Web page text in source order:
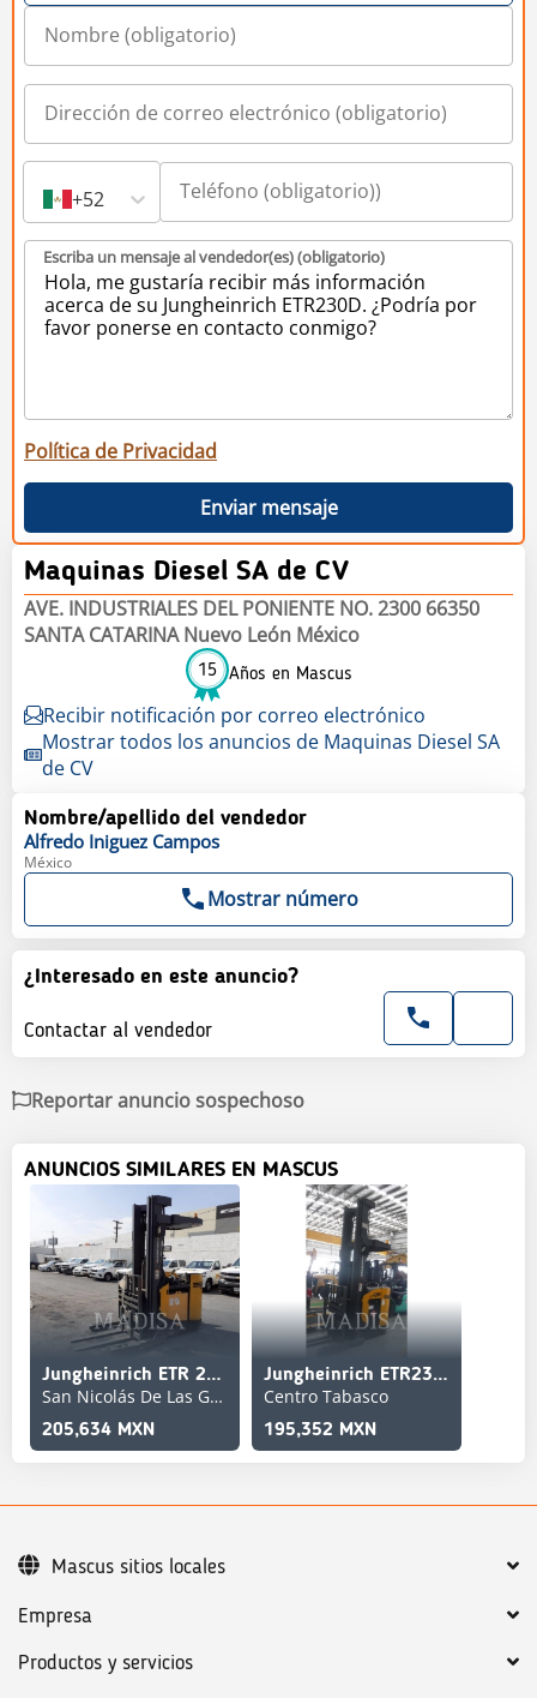
+52
Escriba un mensaje al vendedor(es) (obligatorio)
Política de Privacidad
Enviar mensaje
Maquinas Diesel SA de CV
AVE. INDUSTRIALES DEL PONIENTE NO. 2300 66350
SANTA CATARINA Nuevo León México
15 Años en Mascus
Recibir notificación por correo electrónico
Mostrar todos los anuncios de Maquinas Diesel SA
de CV
Nombre/apellido del vendedor
Alfredo Iniguez Campos
México
Mostrar número
¿Interesado en este anuncio?
Contactar al vendedor
Reportar anuncio sospechoso
ANUNCIOS SIMILARES EN MASCUS
Jungheinrich ETR 230D
San Nicolás De Las Garza
205,634 MXN
Jungheinrich ETR230D
Centro Tabasco
195,352 MXN
Empresa
Productos y servicios
Mascus sitios locales